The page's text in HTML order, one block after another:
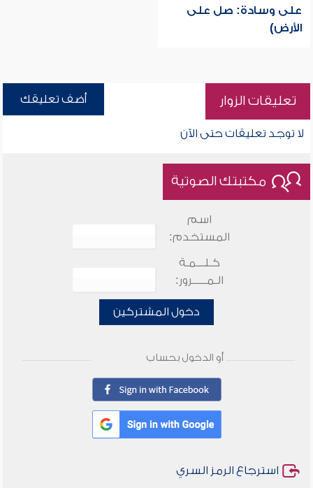
على وسادة: صل على
الأرض)
تعليقات الزوار أضف تعليقك
لا توجد تعليقات حتى الآن
مكتبتك الصوتية
اسم
المستخدم:
كـلـــمـة
الـمـــــرور:
دخول المشتركين
أو الدخول بحساب
استرجاع الرمز السري